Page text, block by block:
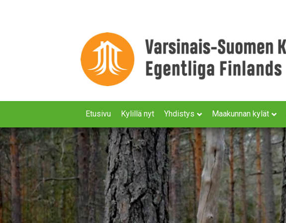
Etusivu Kylillä nyt Yhdistys Maakunnan kylät